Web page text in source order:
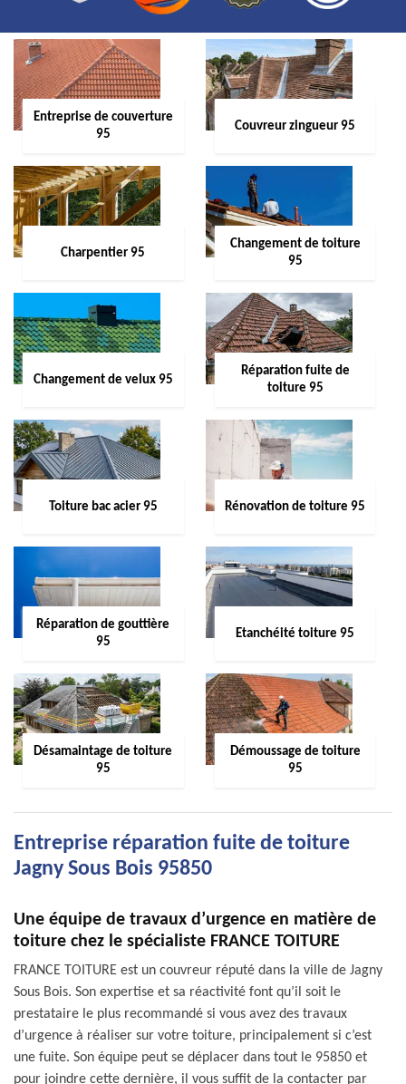
Entreprise de couverture
95
Couvreur zingueur 95
Charpentier 95
Changement de toiture
95
Changement de velux 95
Réparation fuite de
toiture 95
Toiture bac acier 95 Rénovation de toiture 95
Réparation de gouttière
95
Etanchéité toiture 95
Désamaintage de toiture
95
Démoussage de toiture
95
Entreprise réparation fuite de toiture
Jagny Sous Bois 95850
Une équipe de travaux d’urgence en matière de
toiture chez le spécialiste FRANCE TOITURE
FRANCE TOITURE est un couvreur réputé dans la ville de Jagny
Sous Bois. Son expertise et sa réactivité font qu’il soit le
prestataire le plus recommandé si vous avez des travaux
d’urgence à réaliser sur votre toiture, principalement si c’est
une fuite. Son équipe peut se déplacer dans tout le 95850 et
pour joindre cette dernière, il vous suffit de la contacter par